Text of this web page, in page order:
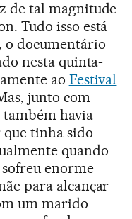
de tal magnitude
Tudo isso está
o documentário
nesta quinta-
ao Festival
junto com
também havia
tinha sido
quando
enorme
para alcançar
um marido